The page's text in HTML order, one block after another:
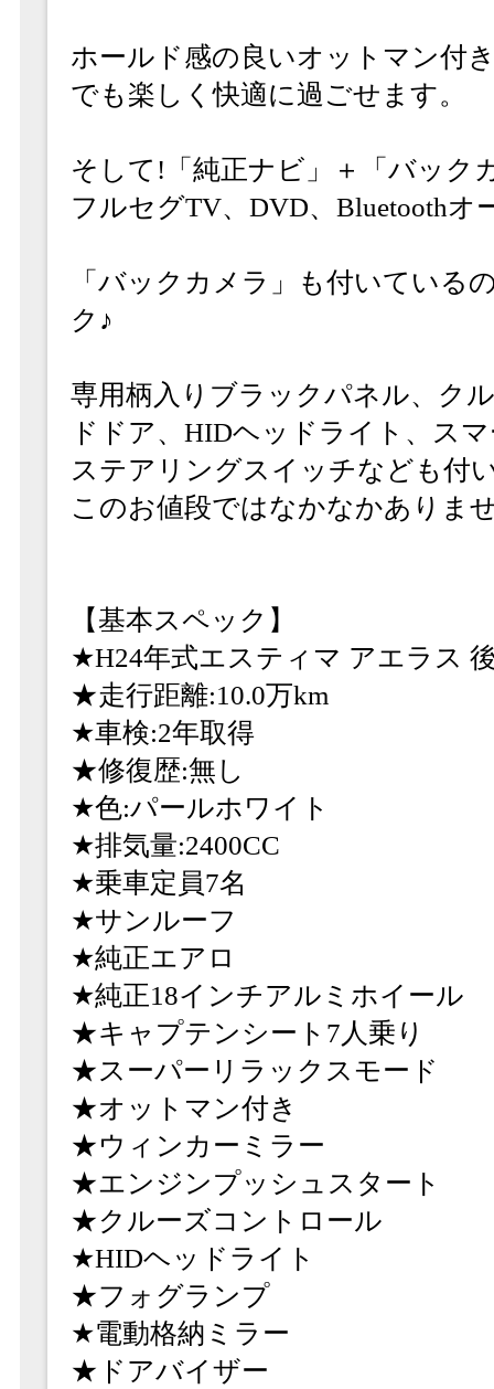
ホールド感の良いオットマン付
でも楽しく快適に過ごせます。
そして!「純正ナビ」＋「バック
フルセグTV、DVD、Bluetooth
「バックカメラ」も付いている
ク♪
専用柄入りブラックパネル、ク
ドドア、HIDヘッドライト、ス
ステアリングスイッチなども付
このお値段ではなかなかありま
【基本スペック】
★H24年式エスティマ アエラス
★走行距離:10.0万km
★車検:2年取得
★修復歴:無し
★色:パールホワイト
★排気量:2400CC
★乗車定員7名
★サンルーフ
★純正エアロ
★純正18インチアルミホイール
★キャプテンシート7人乗り
★スーパーリラックスモード
★オットマン付き
★ウィンカーミラー
★エンジンプッシュスタート
★クルーズコントロール
★HIDヘッドライト
★フォグランプ
★電動格納ミラー
★ドアバイザー